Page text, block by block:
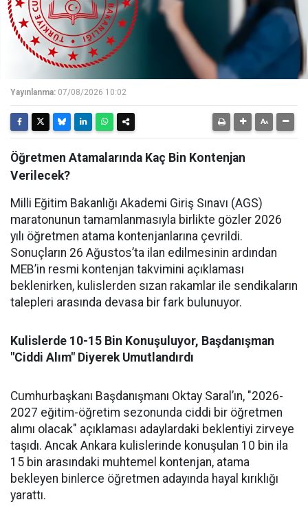
Yayınlanma: 07/08/2026 10:02
Öğretmen Atamalarında Kaç Bin Kontenjan
Verilecek?
Milli Eğitim Bakanlığı Akademi Giriş Sınavı (AGS)
maratonunun tamamlanmasıyla birlikte gözler 2026
yılı öğretmen atama kontenjanlarına çevrildi.
Sonuçların 26 Ağustos’ta ilan edilmesinin ardından
MEB’in resmi kontenjan takvimini açıklaması
beklenirken, kulislerden sızan rakamlar ile sendikaların
talepleri arasında devasa bir fark bulunuyor.
Kulislerde 10-15 Bin Konuşuluyor, Başdanışman
"Ciddi Alım" Diyerek Umutlandırdı
Cumhurbaşkanı Başdanışmanı Oktay Saral’ın, "2026-
2027 eğitim-öğretim sezonunda ciddi bir öğretmen
alımı olacak" açıklaması adaylardaki beklentiyi zirveye
taşıdı. Ancak Ankara kulislerinde konuşulan 10 bin ila
15 bin arasındaki muhtemel kontenjan, atama
bekleyen binlerce öğretmen adayında hayal kırıklığı
yarattı.